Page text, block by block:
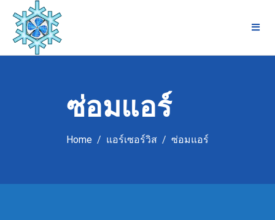
content
ซ่อมแอร์
Home แอร์เซอร์วิส ซ่อมแอร์